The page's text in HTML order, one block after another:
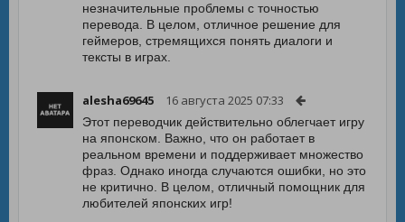
незначительные проблемы с точностью
перевода. В целом, отличное решение для
геймеров, стремящихся понять диалоги и
тексты в играх.
alesha69645 16 августа 2025 07:33
Этот переводчик действительно облегчает игру
на японском. Важно, что он работает в
реальном времени и поддерживает множество
фраз. Однако иногда случаются ошибки, но это
не критично. В целом, отличный помощник для
любителей японских игр!